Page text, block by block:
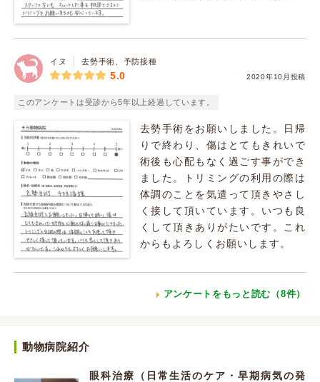
イヌ 去勢手術、予防接種
2020年10月投稿
5.0
このアンケートは受診から5年以上経過しています。
去勢手術をお願いしました。日帰
りで終わり、傷はとてもきれいで
術後も心配もなく過ごす事ができ
ました。トリミングの利用の際は
体調のことを気遣って頂きやさし
く接して頂いています。いつも良
くして頂きありがたいです。これ
からもよろしくお願いします。
アンケートをもっと読む（8件）
動物病院紹介
眼科治療（日常生活のケア・早期病気の発